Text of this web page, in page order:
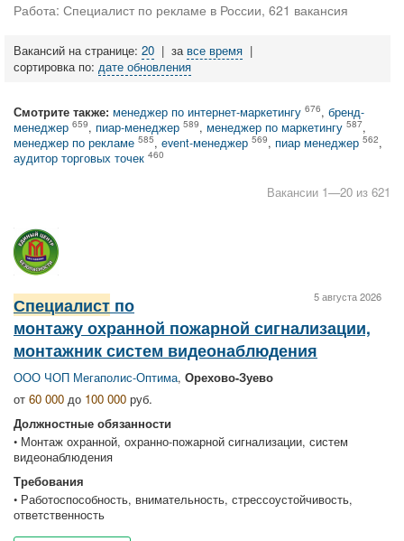
Работа: Специалист по рекламе в России, 621 вакансия
Вакансий на странице: 20 | за все время |
сортировка по: дате обновления
Смотрите также: менеджер по интернет-маркетингу 676, бренд-
менеджер 659, пиар-менеджер 589, менеджер по маркетингу 587,
менеджер по рекламе 585, event-менеджер 569, пиар менеджер 562,
аудитор торговых точек 460
Вакансии 1—20 из 621
5 августа 2026
Специалист по
монтажу охранной пожарной сигнализации,
монтажник систем видеонаблюдения
ООО ЧОП Мегаполис-Оптима, Орехово-Зуево
от 60 000 до 100 000 руб.
Должностные обязанности
• Монтаж охранной, охранно-пожарной сигнализации, систем
видеонаблюдения
Требования
• Работоспособность, внимательность, стрессоустойчивость,
ответственность